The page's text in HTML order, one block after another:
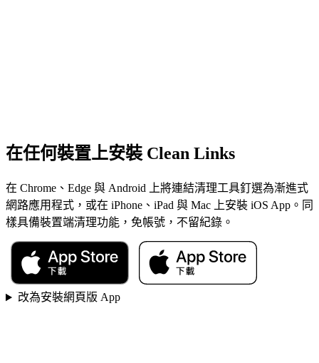
在任何裝置上安裝 Clean Links
在 Chrome、Edge 與 Android 上將連結清理工具釘選為漸進式
網路應用程式，或在 iPhone、iPad 與 Mac 上安裝 iOS App。同
樣具備裝置端清理功能，免帳號，不留紀錄。
改為安裝網頁版 App